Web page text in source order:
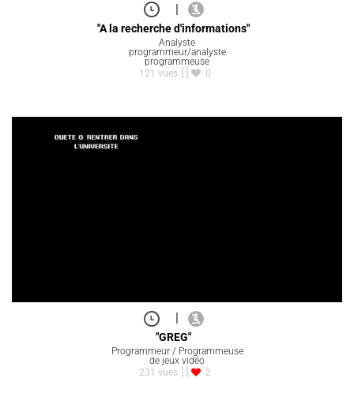
|
"A la recherche d'informations"
Analyste
programmeur/analyste
programmeuse
121 vues
0
|
"GREG"
Programmeur / Programmeuse
de jeux vidéo
231 vues
2